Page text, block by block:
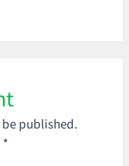
published.
*